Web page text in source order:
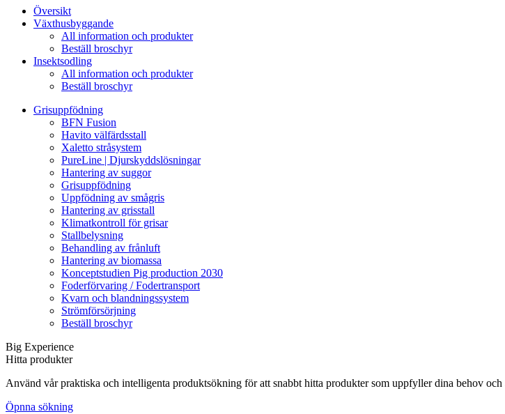
Översikt
Växthusbyggande
All information och produkter
Beställ broschyr
Insektsodling
All information och produkter
Beställ broschyr
Grisuppfödning
BFN Fusion
Havito välfärdsstall
Xaletto stråsystem
PureLine | Djurskyddslösningar
Hantering av suggor
Grisuppfödning
Uppfödning av smågris
Hantering av grisstall
Klimatkontroll för grisar
Stallbelysning
Behandling av frånluft
Hantering av biomassa
Konceptstudien Pig production 2030
Foderförvaring / Fodertransport
Kvarn och blandningssystem
Strömförsörjning
Beställ broschyr
Big Experience
Hitta produkter
Använd vår praktiska och intelligenta produktsökning för att snabbt hitta produkter som uppfyller dina behov
Öpnna sökning